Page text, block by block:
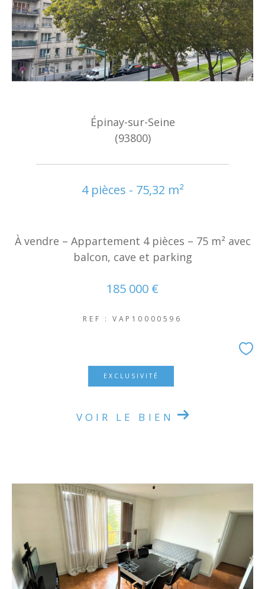
Épinay-sur-Seine
(93800)
4 pièces - 75,32 m²
À vendre – Appartement 4 pièces – 75 m² avec
balcon, cave et parking
185 000 €
REF : VAP10000596
EXCLUSIVITÉ
VOIR LE BIEN